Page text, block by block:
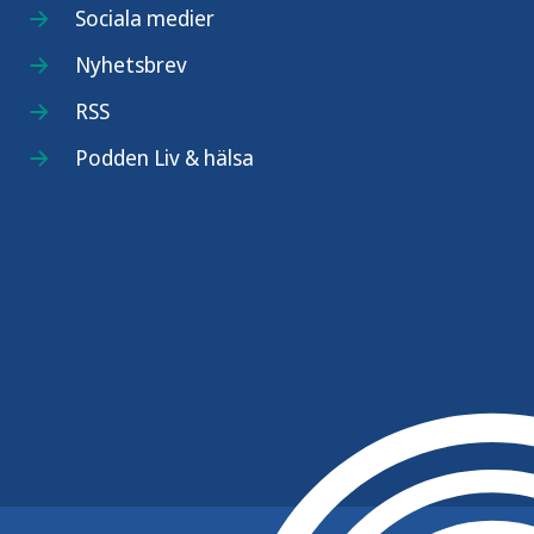
Sociala medier
Nyhetsbrev
RSS
Podden Liv & hälsa